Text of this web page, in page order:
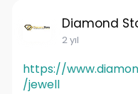
Diamond
2 yıl
https://
/jewell